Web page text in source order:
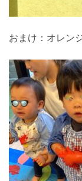
おまけ：オレン